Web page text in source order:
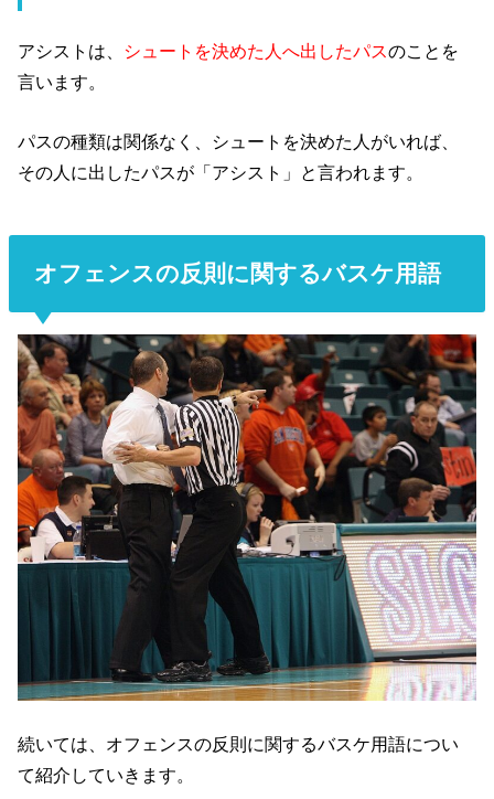
アシストは、 シュートを決めた人へ出したパスのことを
言います。
パスの種類は関係なく、シュートを決めた人がいれば、
その人に出したパスが「アシスト」と言われます。
オフェンスの反則に関するバスケ用語
続いては、オフェンスの反則に関するバスケ用語につい
て紹介していきます。